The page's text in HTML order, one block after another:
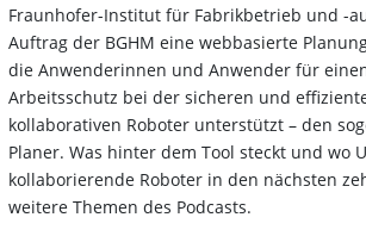
Fraunhofer-Institut für Fabrikbetrieb und -
Auftrag der BGHM eine webbasierte
die Anwenderinnen und Anwender für
Arbeitsschutz bei der sicheren und
kollaborativen Roboter unterstützt – den
Planer. Was hinter dem Tool steckt und wo
kollaborierende Roboter in den nächsten
weitere Themen des Podcasts.